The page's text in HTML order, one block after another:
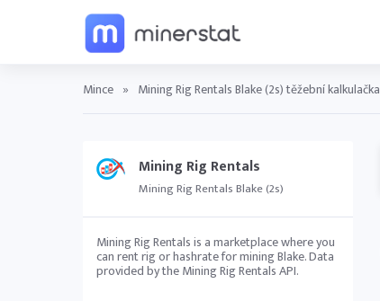
Mince » Mining Rig Rentals Blake (2s) těžební kalkulačka
Mining Rig Rentals
Mining Rig Rentals Blake (2s)
Mining Rig Rentals is a marketplace where you
can rent rig or hashrate for mining Blake. Data
provided by the Mining Rig Rentals API.